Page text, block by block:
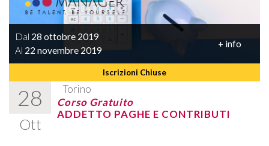
Iscrizioni Chiuse
Dal 28 ottobre 2019
Al 22 novembre 2019
+ info
28
Ott
Torino
Corso Gratuito
ADDETTO PAGHE E CONTRIBUTI